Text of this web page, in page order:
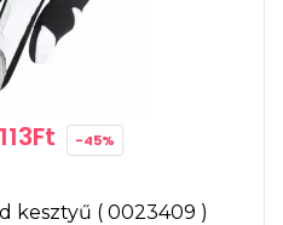
-45%
kesztyű ( 0023409 )